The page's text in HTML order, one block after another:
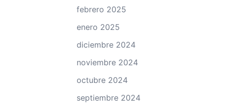
febrero 2025
enero 2025
diciembre 2024
noviembre 2024
octubre 2024
septiembre 2024